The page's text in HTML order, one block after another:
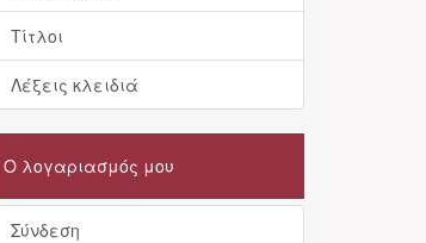
Τίτλοι
Λέξεις κλειδιά
Ο λογαριασμός μου
Σύνδεση